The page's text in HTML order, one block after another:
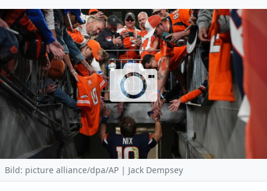
Bild: picture alliance/dpa/AP | Jack Dempsey